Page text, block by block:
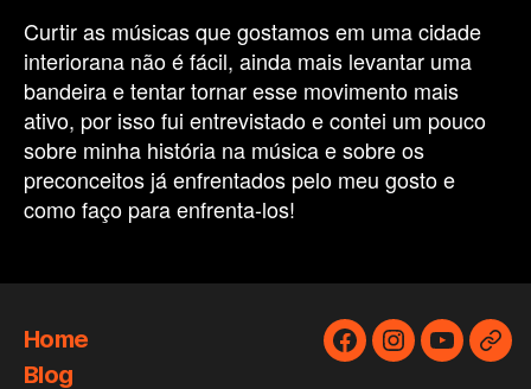
Curtir as músicas que gostamos em uma cidade
interiorana não é fácil, ainda mais levantar uma
bandeira e tentar tornar esse movimento mais
ativo, por isso fui entrevistado e contei um pouco
sobre minha história na música e sobre os
preconceitos já enfrentados pelo meu gosto e
como faço para enfrenta-los!
Home
Blog
FacebookInstagram
YouTube